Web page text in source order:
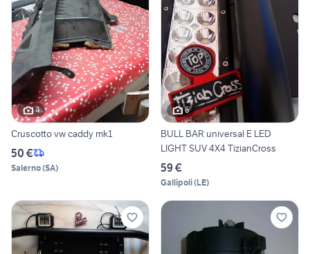
4
Cruscotto vw caddy mk1
50 €
Salerno(SA)
6
BULL BAR universal E LED
LIGHT SUV 4X4 TizianCross
59 €
Gallipoli(LE)